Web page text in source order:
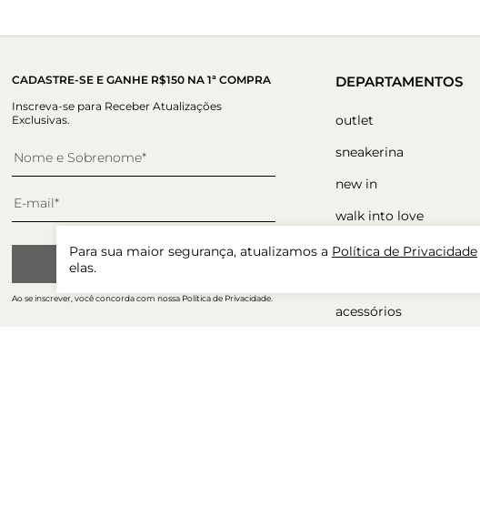
Para sua maior segurança, atualizamos a Política de Privacidade
elas.
CADASTRE-SE E GANHE R$150 NA 1ª COMPRA
Inscreva-se para Receber Atualizações
Exclusivas.
CADASTRAR
Ao se inscrever, você concorda com nossa Política de Privacidade.
DEPARTAMENTOS
outlet
sneakerina
new in
walk into love
sapatos
acessórios